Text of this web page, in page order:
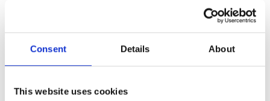
Consent Details About
This website uses cookies
marken så de kan med fördel